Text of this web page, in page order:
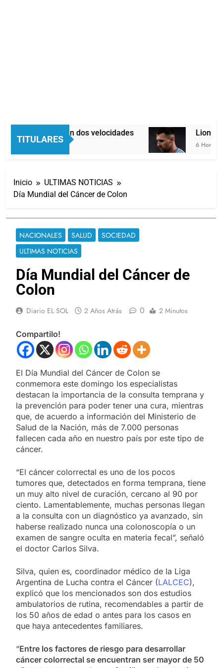
TITULARES
Economía en dos velocidades
5 Horas Atrás
Lionel
6 Horas
Inicio
ULTIMAS NOTICIAS
Día Mundial del Cáncer de Colon
NACIONALES SALUD
SOCIEDAD
ULTIMAS NOTICIAS
Día Mundial del Cáncer de
Colon
Diario EL SOL 2 Años Atrás 0 2 Minutos
Compartilo!
El Día Mundial del Cáncer de Colon se
conmemora este domingo los especialistas
destacan la importancia de la consulta temprana y
la prevención para poder tener una cura, mientras
que, de acuerdo a información del Ministerio de
Salud de la Nación, más de 7.000 personas
fallecen cada año en nuestro país por este tipo de
cáncer.
“El cáncer colorrectal es uno de los pocos
tumores que, detectados en forma temprana, tiene
un muy alto nivel de curación, cercano al 90 por
ciento. Lamentablemente, muchas personas llegan
a la consulta con un diagnóstico ya avanzado, sin
haberse realizado nunca una colonoscopía o un
examen de sangre oculta en materia fecal”, señaló
el doctor Carlos Silva.
Silva, quien es, coordinador médico de la Liga
Argentina de Lucha contra el Cáncer (LALCEC),
explicó que los mencionados son dos estudios
ambulatorios de rutina, recomendables a partir de
los 50 años de edad o antes para los casos en
que haya antecedentes familiares.
“Entre los factores de riesgo para desarrollar
cáncer colorrectal se encuentran ser mayor de 50